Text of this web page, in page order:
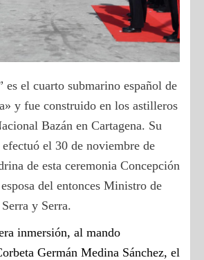
es el cuarto submarino español de
y fue construido en los astilleros
Bazán en Cartagena. Su
el 30 de noviembre de
de esta ceremonia Concepción
del entonces Ministro de
y Serra.
inmersión, al mando
orbeta Germán Medina Sánchez, el